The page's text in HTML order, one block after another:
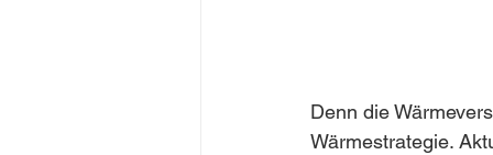
Denn die
Wärmestrategie.